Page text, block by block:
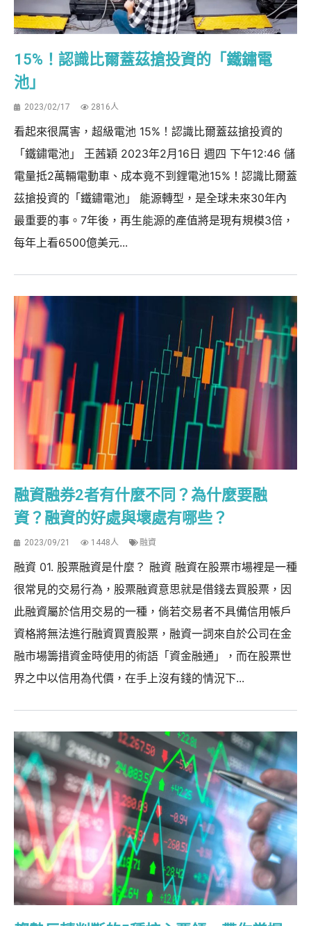
15%！認識比爾蓋茲搶投資的「鐵鏽電
池」
2023/02/17 2816人
看起來很厲害，超級電池 15%！認識比爾蓋茲搶投資的
「鐵鏽電池」 王茜穎 2023年2月16日 週四 下午12:46 儲
電量抵2萬輛電動車、成本竟不到鋰電池15%！認識比爾蓋
茲搶投資的「鐵鏽電池」 能源轉型，是全球未來30年內
最重要的事。7年後，再生能源的產值將是現有規模3倍，
每年上看6500億美元...
融資融券2者有什麼不同？為什麼要融
資？融資的好處與壞處有哪些？
2023/09/21 1448人 融資
融資 01. 股票融資是什麼？ 融資 融資在股票市場裡是一種
很常見的交易行為，股票融資意思就是借錢去買股票，因
此融資屬於信用交易的一種，倘若交易者不具備信用帳戶
資格將無法進行融資買賣股票，融資一詞來自於公司在金
融市場籌措資金時使用的術語「資金融通」，而在股票世
界之中以信用為代價，在手上沒有錢的情況下...